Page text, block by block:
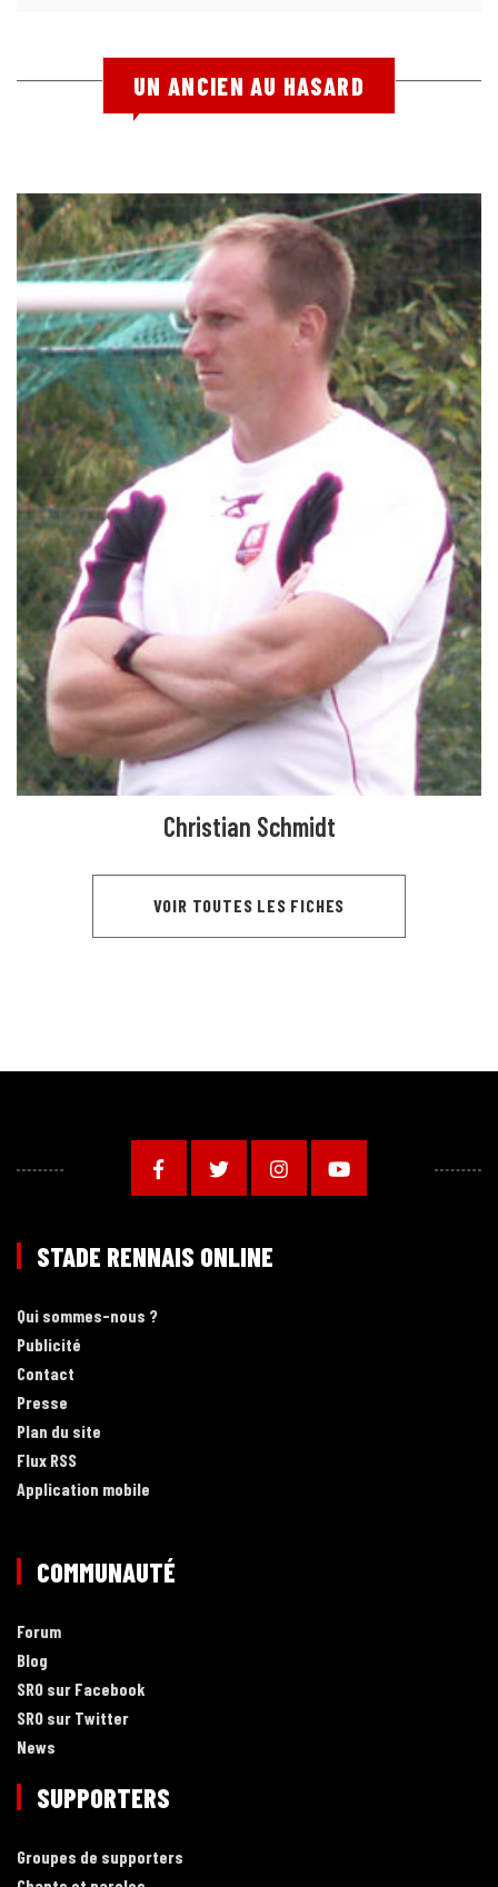
UN ANCIEN AU HASARD
Christian Schmidt
VOIR TOUTES LES FICHES
STADE RENNAIS ONLINE
Qui sommes-nous ?
Publicité
Contact
Presse
Plan du site
Flux RSS
Application mobile
COMMUNAUTÉ
Forum
Blog
SRO sur Facebook
SRO sur Twitter
News
SUPPORTERS
Groupes de supporters